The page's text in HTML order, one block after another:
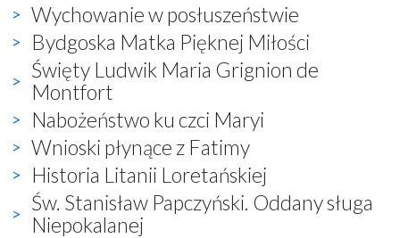
Wychowanie w posłuszeństwie
Bydgoska Matka Pięknej Miłości
Święty Ludwik Maria Grignion de
Montfort
Nabożeństwo ku czci Maryi
Wnioski płynące z Fatimy
Historia Litanii Loretańskiej
Św. Stanisław Papczyński. Oddany sługa
Niepokalanej